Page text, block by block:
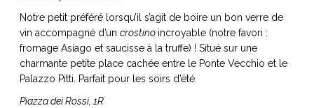
Notre petit préféré lorsqu’il s’agit de boire un bon verre de
vin accompagné d’un crostino incroyable (notre favori :
fromage Asiago et saucisse à la truffe) ! Situé sur une
charmante petite place cachée entre le Ponte Vecchio et le
Palazzo Pitti. Parfait pour les soirs d’été.
Piazza dei Rossi, 1R